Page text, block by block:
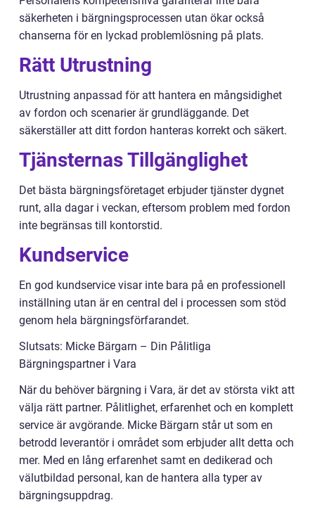
säkerheten i bärgningsprocessen utan ökar också
chanserna för en lyckad problemlösning på plats.
Rätt Utrustning
Utrustning anpassad för att hantera en mångsidighet
av fordon och scenarier är grundläggande. Det
säkerställer att ditt fordon hanteras korrekt och säkert.
Tjänsternas Tillgänglighet
Det bästa bärgningsföretaget erbjuder tjänster dygnet
runt, alla dagar i veckan, eftersom problem med fordon
inte begränsas till kontorstid.
Kundservice
En god kundservice visar inte bara på en professionell
inställning utan är en central del i processen som stöd
genom hela bärgningsförfarandet.
Slutsats: Micke Bärgarn – Din Pålitliga
Bärgningspartner i Vara
När du behöver bärgning i Vara, är det av största vikt att
välja rätt partner. Pålitlighet, erfarenhet och en komplett
service är avgörande. Micke Bärgarn står ut som en
betrodd leverantör i området som erbjuder allt detta och
mer. Med en lång erfarenhet samt en dedikerad och
välutbildad personal, kan de hantera alla typer av
bärgningsuppdrag.